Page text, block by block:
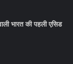
भारत की पहली एसिड